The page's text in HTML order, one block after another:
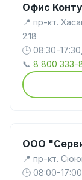
Офис
📍 пр-кт.
2.18
🕒 08:30-
📞 8 800 333-
ООО
📍 пр-кт.
🕒 08:00-